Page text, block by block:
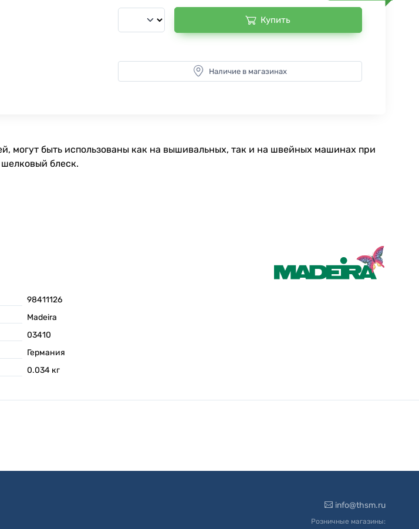
Купить
Наличие в магазинах
могут быть использованы как на вышивальных, так и на швейных машинах при
блеск.
98411126
Madeira
03410
Германия
0.034 кг
info@thsm.ru
Розничные магазины: